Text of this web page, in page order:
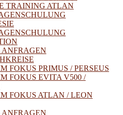
TRAINING ATLAN
FOKUS PRIMUS / PERSEUS
FOKUS EVITA V500 /
FOKUS ATLAN / LEON